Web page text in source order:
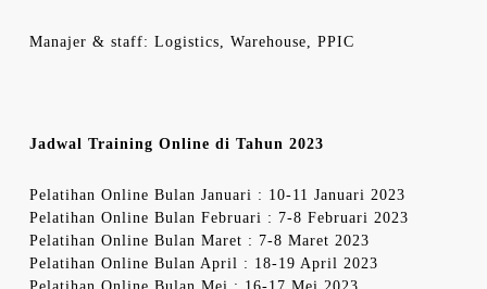
Manajer & staff: Logistics, Warehouse, PPIC
Jadwal Training Online di Tahun 2023
Pelatihan Online Bulan Januari : 10-11 Januari 2023
Pelatihan Online Bulan Februari : 7-8 Februari 2023
Pelatihan Online Bulan Maret : 7-8 Maret 2023
Pelatihan Online Bulan April : 18-19 April 2023